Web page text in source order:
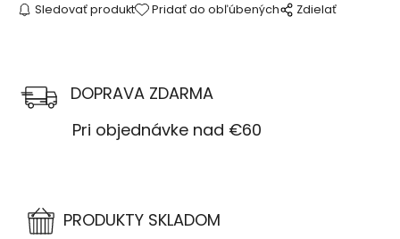
Sledovať produkt Pridať do obľúbených Zdielať
DOPRAVA ZDARMA
Pri objednávke nad €60
PRODUKTY SKLADOM